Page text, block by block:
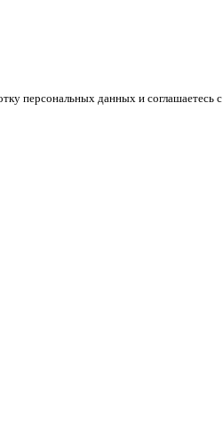
персональных данных и соглашаетесь c